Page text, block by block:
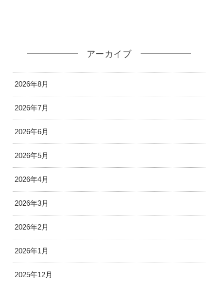
アーカイブ
2026年8月
2026年7月
2026年6月
2026年5月
2026年4月
2026年3月
2026年2月
2026年1月
2025年12月